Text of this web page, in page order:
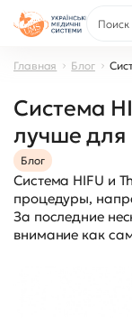
Главная Блог
Система
лучше
Блог
Система HIFU и
процедуры,
За последние
внимание как